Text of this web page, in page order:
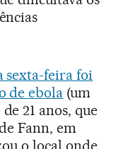
sexta-feira foi
de ebola (um
21 anos, que
Fann, em
o local onde